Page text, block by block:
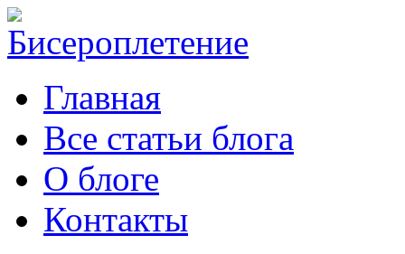
Главная
Все статьи блога
О блоге
Контакты